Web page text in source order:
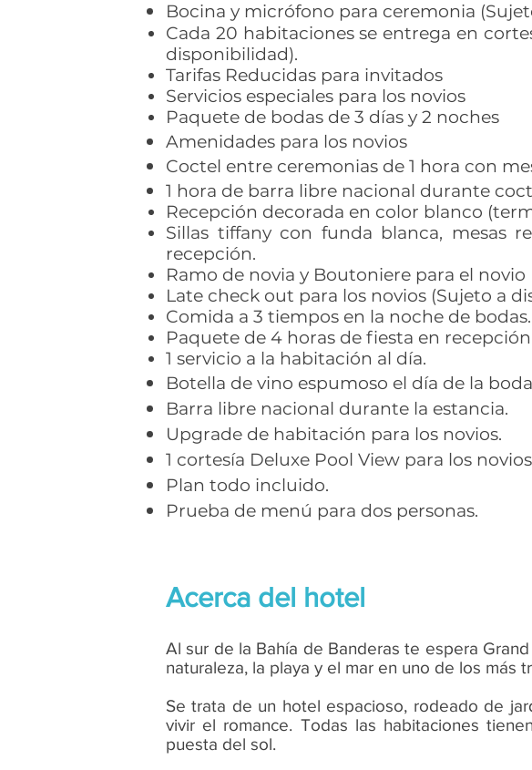
Bocina y micrófono para ceremonia
Cada 20 habitaciones se entrega en
disponibilidad).
Tarifas Reducidas para invitados
Servicios especiales para los novios
Paquete de bodas de 3 días y 2 noches
Amenidades para los novios
Coctel entre ceremonias de 1 hora con
1 hora de barra libre nacional durante
Recepción​ decorada en color blanco
Sillas tiffany con funda blanca, mesas
recepción.
Ramo de novia y Boutoniere para el novio
Late check out para los novios (Sujeto a
Comida a 3 tiempos en la noche de bodas.
Paquete de 4 horas de fiesta en
1 servicio a la habitación al día.
Botella de vino espumoso el día de la
Barra libre nacional durante la estancia.
Upgrade de habitación para los novios.
1 cortesía Deluxe Pool View para los
Plan todo incluido.
Prueba de menú para dos personas.
Acerca del hotel
Al sur de la Bahía de Banderas te espera
naturaleza, la playa y el mar en uno de los más
Se trata de un hotel espacioso, rodeado de
vivir el romance. Todas las habitaciones
puesta del sol.